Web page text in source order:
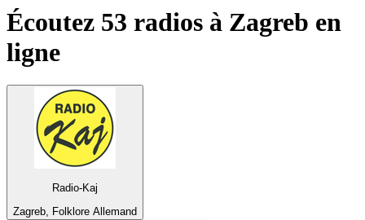
Écoutez 53 radios à Zagreb en
ligne
Radio-Kaj
Zagreb, Folklore Allemand